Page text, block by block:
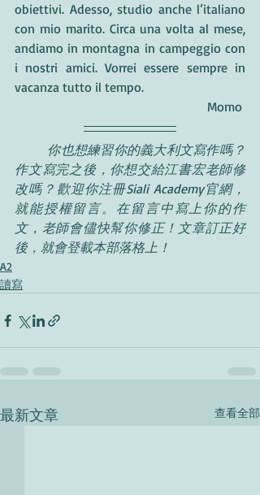
obiettivi. Adesso, studio anche l’italiano
con mio marito. Circa una volta al mese,
andiamo in montagna in campeggio con
i nostri amici. Vorrei essere sempre in
vacanza tutto il tempo.
Momo
	你也想練習你的義大利文寫作嗎？
作文寫完之後，你想交給江書宏老師修
改嗎？歡迎你注冊Siali Academy官網，
就能授權留言。在留言中寫上你的作
文，老師會儘快幫你修正！ 文章訂正好
後，就會登載本部落格上！
A2
讀寫
最新文章 查看全部